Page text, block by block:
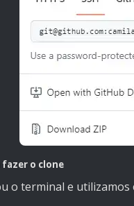
fazer o clone
o terminal e utilizamos